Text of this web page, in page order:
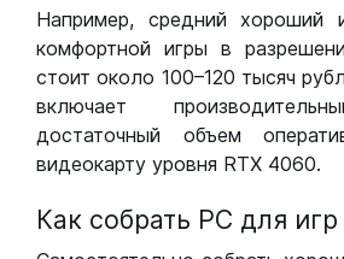
Например, средний хороший
комфортной игры в
стоит около 100–120 тысяч
включает
достаточный объем
видеокарту уровня RTX 4060.
Как собрать РС для